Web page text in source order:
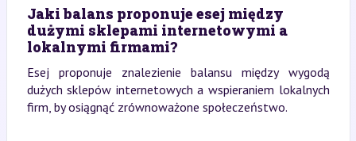
Jaki balans proponuje esej między
dużymi sklepami internetowymi a
lokalnymi firmami?
Esej proponuje znalezienie balansu między wygodą
dużych sklepów internetowych a wspieraniem lokalnych
firm, by osiągnąć zrównoważone społeczeństwo.